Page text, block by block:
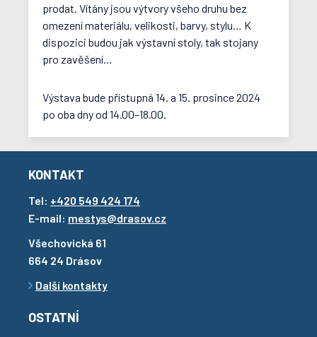
prodat. Vítány jsou výtvory všeho druhu bez
omezení materiálu, velikosti, barvy, stylu… K
dispozici budou jak výstavní stoly, tak stojany
pro zavěšení…
Výstava bude přístupná 14. a 15. prosince 2024
po oba dny od 14.00–18.00.
KONTAKT
Tel: +420 549 424 174
E-mail: mestys@drasov.cz
Všechovická 61
664 24 Drásov
Další kontakty
OSTATNÍ